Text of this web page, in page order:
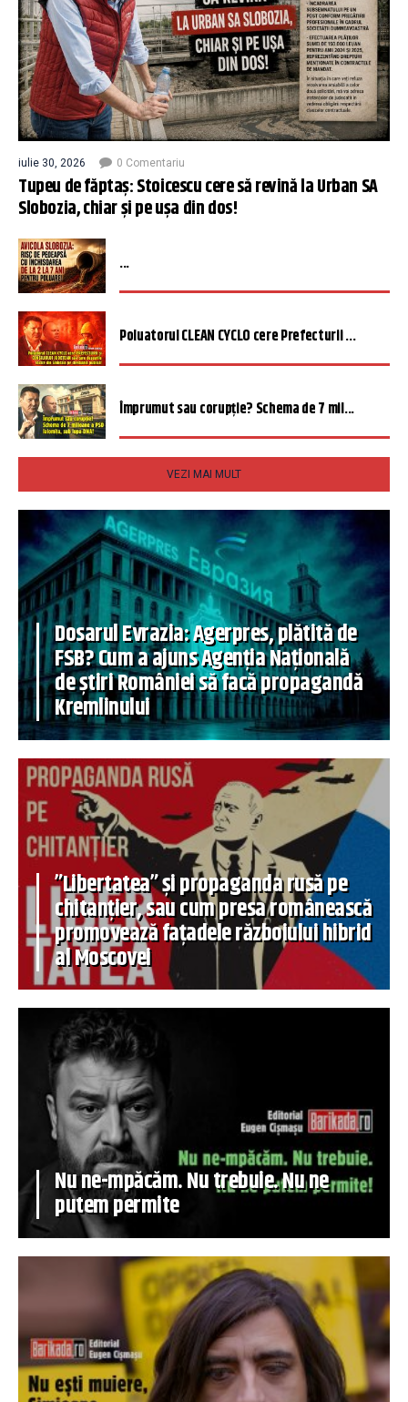
iulie 30, 2026 0 Comentariu
Tupeu de făptaș: Stoicescu cere să revină la Urban SA
Slobozia, chiar și pe ușa din dos!
...
Poluatorul CLEAN CYCLO cere Prefecturii ...
Împrumut sau corupție? Schema de 7 mil...
VEZI MAI MULT
Dosarul Evrazia: Agerpres, plătită de
FSB? Cum a ajuns Agenția Națională
de știri României să facă propagandă
Kremlinului
”Libertatea” și propaganda rusă pe
chitanțier, sau cum presa românească
promovează fațadele războiului hibrid
al Moscovei
Nu ne-mpăcăm. Nu trebuie. Nu ne
putem permite